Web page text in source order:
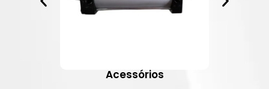
Acessórios